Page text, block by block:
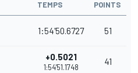
TEMPS POINTS
1:54'50.6727 51
+0.5021
1:54'51.1748
41